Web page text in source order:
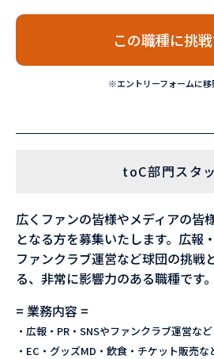
この職種に挑
※エントリーフォームに移
toC部門スタ
広くファンの皆様やメディアの皆
となる方を募集いたします。広報
ファンクラブ運営など球団の挑戦
る、非常に影響力のある職種です。
= 業務内容 =
・広報・PR・SNSやファンクラブ運営など
・EC・グッズMD・飲食・チケット販売な